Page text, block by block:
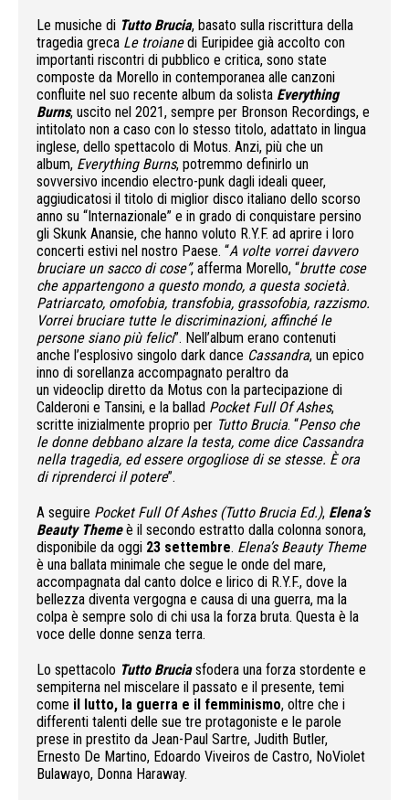
Le musiche di Tutto Brucia, basato sulla riscrittura della
tragedia greca Le troianedi Euripidee già accolto con
importanti riscontri di pubblico e critica, sono state
composte da Morello in contemporanea alle canzoni
confluite nel suo recente album da solista Everything
Burns, uscito nel 2021, sempre per Bronson Recordings, e
intitolato non a caso con lo stesso titolo, adattato in lingua
inglese, dello spettacolo di Motus. Anzi, più che un
album, Everything Burns, potremmo definirlo un
sovversivo incendio electro-punk dagli ideali queer,
aggiudicatosi il titolo di miglior disco italiano dello scorso
anno su “Internazionale” e in grado di conquistare persino
gli Skunk Anansie, che hanno voluto R.Y.F. ad aprire i loro
concerti estivi nel nostro Paese. “A volte vorrei davvero
bruciare un sacco di cose”, afferma Morello, “brutte cose
che appartengono a questo mondo, a questa società.
Patriarcato, omofobia, transfobia, grassofobia, razzismo.
Vorrei bruciare tutte le discriminazioni, affinché le
persone siano più felici”. Nell’album erano contenuti
anche l’esplosivo singolo dark dance Cassandra, un epico
inno di sorellanza accompagnato peraltro da
un videoclip diretto da Motus con la partecipazione di
Calderoni e Tansini, e la ballad Pocket Full Of Ashes,
scritte inizialmente proprio per Tutto Brucia. “Penso che
le donne debbano alzare la testa, come dice Cassandra
nella tragedia, ed essere orgogliose di se stesse. È ora
di riprenderci il potere”.
A seguire Pocket Full Of Ashes (Tutto Brucia Ed.), Elena’s
Beauty Themeè il secondo estratto dalla colonna sonora,
disponibile da oggi 23 settembre. Elena’s Beauty Theme
è una ballata minimale che segue le onde del mare,
accompagnata dal canto dolce e lirico di R.Y.F., dove la
bellezza diventa vergogna e causa di una guerra, ma la
colpa è sempre solo di chi usa la forza bruta. Questa è la
voce delle donne senza terra.
Lo spettacolo Tutto Bruciasfodera una forza stordente e
sempiterna nel miscelare il passato e il presente, temi
come il lutto, la guerra e il femminismo, oltre che i
differenti talenti delle sue tre protagoniste e le parole
prese in prestito da Jean-Paul Sartre, Judith Butler,
Ernesto De Martino, Edoardo Viveiros de Castro, NoViolet
Bulawayo, Donna Haraway.